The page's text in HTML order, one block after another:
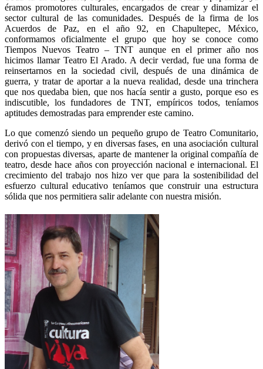
éramos promotores culturales, encargados de crear y dinamizar el
sector cultural de las comunidades. Después de la firma de los
Acuerdos de Paz, en el año 92, en Chapultepec, México,
conformamos oficialmente el grupo que hoy se conoce como
Tiempos Nuevos Teatro – TNT aunque en el primer año nos
hicimos llamar Teatro El Arado. A decir verdad, fue una forma de
reinsertarnos en la sociedad civil, después de una dinámica de
guerra, y tratar de aportar a la nueva realidad, desde una trinchera
que nos quedaba bien, que nos hacía sentir a gusto, porque eso es
indiscutible, los fundadores de TNT, empíricos todos, teníamos
aptitudes demostradas para emprender este camino.
Lo que comenzó siendo un pequeño grupo de Teatro Comunitario,
derivó con el tiempo, y en diversas fases, en una asociación cultural
con propuestas diversas, aparte de mantener la original compañía de
teatro, desde hace años con proyección nacional e internacional. El
crecimiento del trabajo nos hizo ver que para la sostenibilidad del
esfuerzo cultural educativo teníamos que construir una estructura
sólida que nos permitiera salir adelante con nuestra misión.